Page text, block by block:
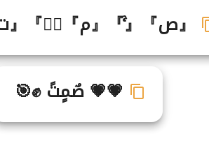
『ص』『ۚ』『م』『ْ』『
💗💗 صٌمٍتً ✊🎯